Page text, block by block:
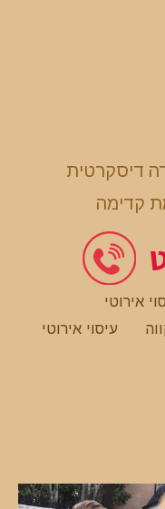
דיסקרטית
קדימה
אירוטי
עיסוי אירוטי